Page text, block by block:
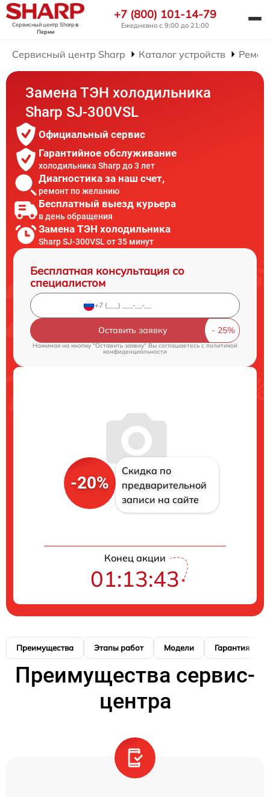
Сервисный центр Sharpв
Перми
+7 (800) 101-14-79
Ежедневно с 9:00 до 21:00
Сервисный центр Sharp Каталог устройств
Замена ТЭН холодильника
Sharp SJ-300VSL
Официальный сервис
Гарантийное обслуживание
холодильника Sharp до 3 лет
Диагностика за наш счет,
ремонт по желанию
Бесплатный выезд курьера
в день обращения
Замена ТЭН холодильника
Sharp SJ-300VSL от 35 минут
Бесплатная консультация со
специалистом
Оставить заявку
Нажимая на кнопку "Оставить заявку" Вы соглашаетесь cполитикой
конфиденциальности
-20%
Скидка по
предварительной
записи на сайте
Конец акции
01:13:42
Преимущества Этапы работ Модели Гарантия
Преимущества сервис-
центра